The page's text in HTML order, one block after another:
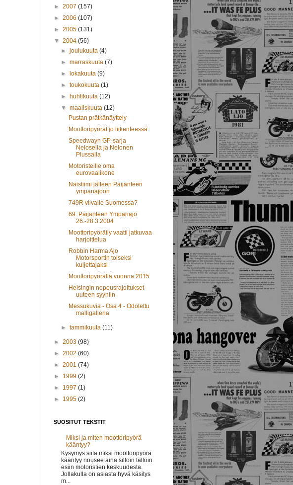
► 2007 (157)
► 2006 (107)
► 2005 (131)
▼ 2004 (56)
►joulukuuta(4)
►marraskuuta(7)
►
lokakuuta(9)
►toukokuuta(1)
► huhtikuuta(12)
▼maaliskuuta(12)
Pustan prätkänäyttely
Moottoripyörät jo liikenteessä
Speedwayn GP-sarja
Nelosella ja Nelonen
Plussalla
Motoristeille oma
eurovaalikone
Naistiimi jälleen Päijänteen
ympäriajoon
749R viivalle Suomessa?
69. Päijänteen Ympäriajo
26.-28.3.2004
Moottoripyöräily vaatii jatkuvaa
harjoittelua
Robbin Harma Ajo
Motorsportin toiseksi
kuljettajaksi
Moottoripyörällä vuonna 2015
Helsingin nopeusrajoitukset
uuteen syyniin
Messukuvia - Osa 4 - Odotettu
malligalleria
►tammikuuta(11)
► 2003 (98)
► 2002 (60)
► 2001 (74)
► 1999 (2)
► 1997 (1)
► 1995 (2)
SUOSITUT TEKSTIT
Miksi ja miten moottoripyörä
kääntyy?
Kysymys siitä miksi moottoripyörä
kääntyy nousee aina silloin tällöin
esiin motoristien keskuudesta.
Jollakulla on asiasta hyvä käsitys
m...